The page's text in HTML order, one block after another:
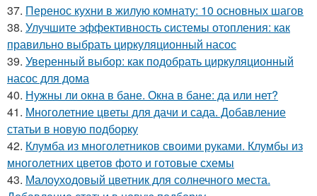
37. Перенос кухни в жилую комнату: 10 основных шагов
38. Улучшите эффективность системы отопления: как
правильно выбрать циркуляционный насос
39. Уверенный выбор: как подобрать циркуляционный
насос для дома
40. Нужны ли окна в бане. Окна в бане: да или нет?
41. Многолетние цветы для дачи и сада. Добавление
статьи в новую подборку
42. Клумба из многолетников своими руками. Клумбы из
многолетних цветов фото и готовые схемы
43. Малоуходовый цветник для солнечного места.